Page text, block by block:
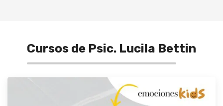
Cursos de Psic. Lucila Bettin